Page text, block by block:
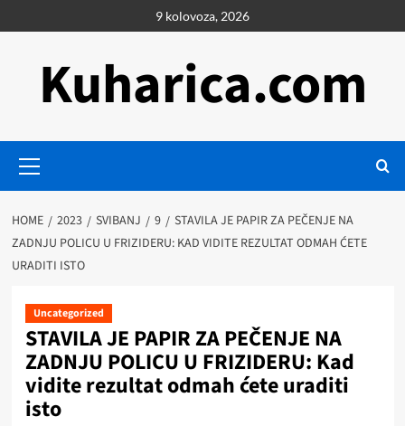
to
9 kolovoza, 2026
Kuharica.com
Menu
HOME 2023 SVIBANJ 9
STAVILA JE PAPIR ZA PEČENJE NA
ZADNJU POLICU U FRIZIDERU: KAD VIDITE REZULTAT ODMAH ĆETE
URADITI ISTO
Uncategorized
STAVILA JE PAPIR ZA PEČENJE NA
ZADNJU POLICU U FRIZIDERU: Kad
vidite rezultat odmah ćete uraditi
isto